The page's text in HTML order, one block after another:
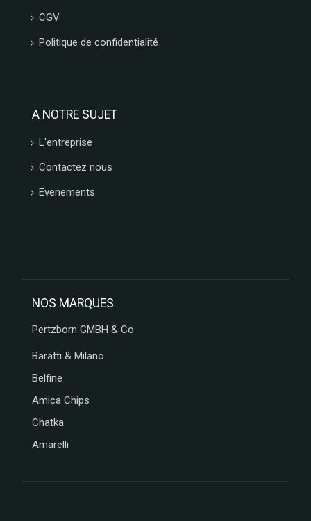
CGV
Politique de confidentialité
A NOTRE SUJET
L'entreprise
Contactez nous
Evenements
NOS MARQUES
Pertzborn GMBH & Co
Baratti & Milano
Belfine
Amica Chips
Chatka
Amarelli